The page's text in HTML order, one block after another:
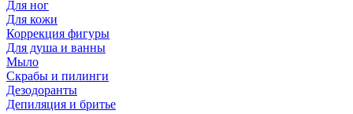
Для ног
Для кожи
Коррекция фигуры
Для душа и ванны
Мыло
Скрабы и пилинги
Дезодоранты
Депиляция и бритье